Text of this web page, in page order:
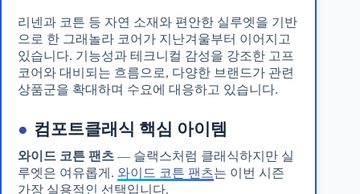
리넨과 코튼 등 자연 소재와 편안한 실루엣을 기반
으로 한 그래놀라 코어가 지난겨울부터 이어지고
있습니다. 기능성과 테크니컬 감성을 강조한 고프
코어와 대비되는 흐름으로, 다양한 브랜드가 관련
상품군을 확대하며 수요에 대응하고 있습니다.
● 컴포트클래식 핵심 아이템
와이드 코튼 팬츠 — 슬랙스처럼 클래식하지만 실
루엣은 여유롭게. 와이드 코튼 팬츠는 이번 시즌
가장 실용적인 선택입니다.